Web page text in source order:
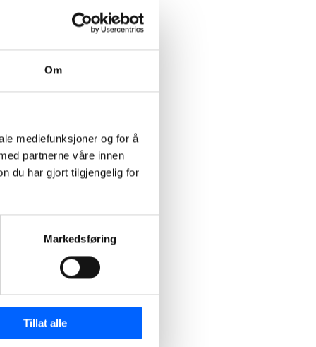
Om
mediefunksjoner og for å
partnerne våre innen
du har gjort tilgjengelig for
Markedsføring
Tillat alle